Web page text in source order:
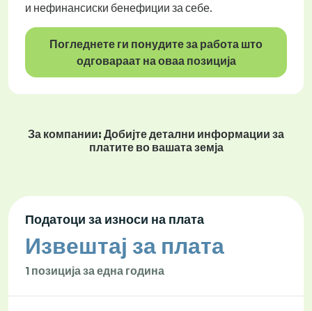
и нефинансиски бенефиции за себе.
Погледнете ги понудите за работа што
одговараат на оваа позиција
За компании: Добијте детални информации за
платите во вашата земја
Податоци за износи на плата
Извештај за плата
1 позиција за една година